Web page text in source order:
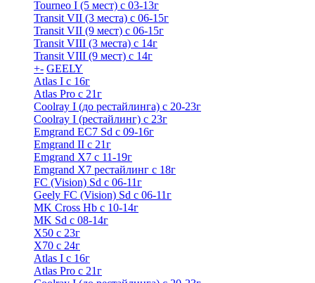
Tourneo I (5 мест) с 03-13г
Transit VII (3 места) с 06-15г
Transit VII (9 мест) с 06-15г
Transit VIII (3 места) с 14г
Transit VIII (9 мест) с 14г
+- GEELY
Atlas I c 16г
Atlas Pro с 21г
Coolray I (до рестайлинга) с 20-23г
Coolray I (рестайлинг) с 23г
Emgrand EC7 Sd c 09-16г
Emgrand II с 21г
Emgrand X7 c 11-19г
Emgrand X7 рестайлинг c 18г
FC (Vision) Sd c 06-11г
Geely FC (Vision) Sd c 06-11г
MK Cross Hb с 10-14г
MK Sd с 08-14г
X50 с 23г
X70 с 24г
Atlas I c 16г
Atlas Pro с 21г